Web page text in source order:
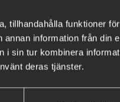
tillhandahålla funktioner för
information från din
i sin tur kombinera
deras tjänster.
och lämnar ett lockande
kommer att utlösa
är Mullet
VISA MER